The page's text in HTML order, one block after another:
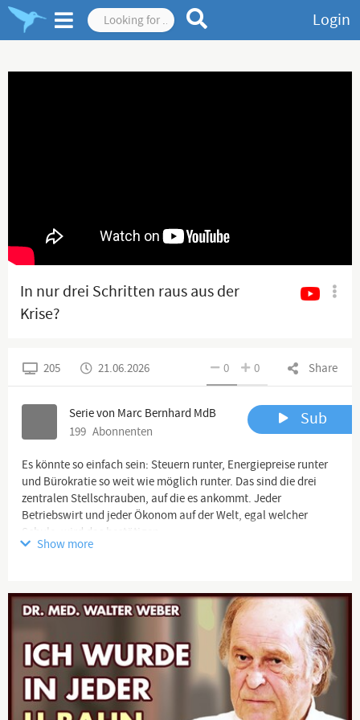
Login
In nur drei Schritten raus aus der
Krise?
Share
0 0
205 21.06.2026
Serie von Marc Bernhard MdB
199 Abonnenten
Sub
Es könnte so einfach sein: Steuern runter, Energiepreise runter
und Bürokratie so weit wie möglich runter. Das sind die drei
zentralen Stellschrauben, auf die es ankommt. Jeder
Betriebswirt und jeder Ökonom auf der Welt, egal welcher
Schule, wird das bestätigen.
Land. Nicht wegen dem „Klima“ oder wegen fehlender
Fachkräfte, sondern wegen 20 Jahren schlechter Regierungen,
jede schlimmer als die vorherige. Früher dachte man, die
Merkel-Regierung sei der Tiefpunkt. Dann kam Scholz mit
Habeck, und Merkel erschien im Rückblick fast schon erträglich.
Danach folgte Merz, und plötzlich vermisste man Scholz.
Show more